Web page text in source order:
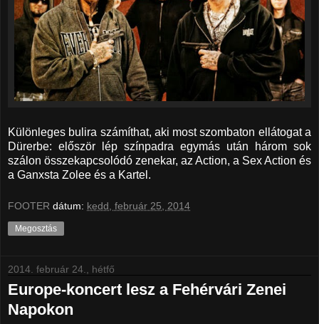
Különleges bulira számíthat, aki most szombaton ellátogat a
Dürerbe: először lép színpadra egymás után három sok
szálon összekapcsolódó zenekar, az Action, a Sex Action és
a Ganxsta Zolee és a Kartel.
FOOTER dátum: kedd, február 25, 2014
Megosztás
2014. február 24., hétfő
Europe-koncert lesz a Fehérvári Zenei
Napokon